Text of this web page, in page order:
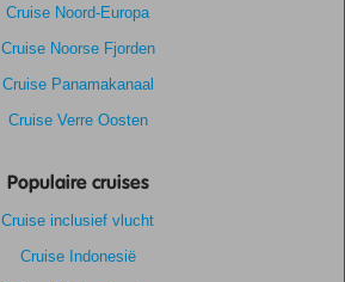
Cruise Noord-Europa
Cruise Noorse Fjorden
Cruise Panamakanaal
Cruise Verre Oosten
Populaire cruises
Cruise inclusief vlucht
Cruise Indonesië